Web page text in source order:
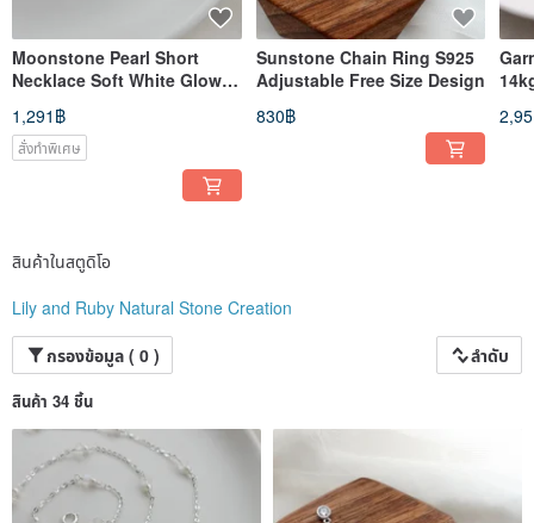
Moonstone Pearl Short
Necklace Soft White Glow
Design
1,291฿
สั่งทำพิเศษ
Sunstone Chain Ring S925
Adjustable Free Size Design
830฿
สินค้าในสตูดิโอ
Lily and Ruby Natural Stone Creation
กรองข้อมูล ( 0 )
ลำดับ
สินค้า 34 ชิ้น